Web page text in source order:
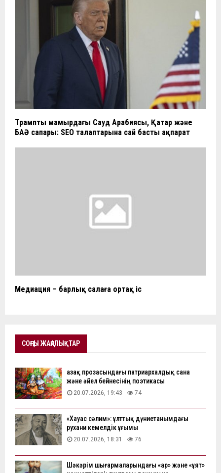
Трамптың мамырдағы Сауд Арабиясы, Қатар және
БАӘ сапары: SEO талаптарына сай басты ақпарат
Медиация – барлық салаға ортақ іс
СОҢҒЫ ЖАҢАЛЫҚТАР
Қазақ прозасындағы патриархалдық сана
және әйел бейнесінің поэтикасы
20.07.2026, 19:43 74
«Хауас сәлим»: ұлттық дүниетанымдағы
рухани кемелдік ұғымы
20.07.2026, 18:31 76
Шәкәрім шығармаларындағы «ар» және «ұят»